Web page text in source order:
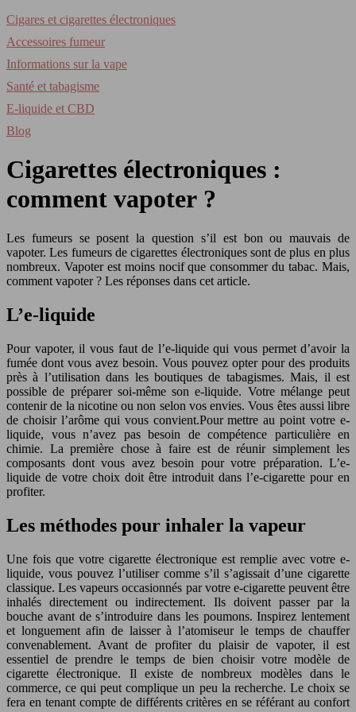
Cigares et cigarettes électroniques
Accessoires fumeur
Informations sur la vape
Santé et tabagisme
E-liquide et CBD
Blog
Cigarettes électroniques :
comment vapoter ?
Les fumeurs se posent la question s’il est bon ou mauvais de
vapoter. Les fumeurs de cigarettes électroniques sont de plus en plus
nombreux. Vapoter est moins nocif que consommer du tabac. Mais,
comment vapoter ? Les réponses dans cet article.
L’e-liquide
Pour vapoter, il vous faut de l’e-liquide qui vous permet d’avoir la
fumée dont vous avez besoin. Vous pouvez opter pour des produits
près à l’utilisation dans les boutiques de tabagismes. Mais, il est
possible de préparer soi-même son e-liquide. Votre mélange peut
contenir de la nicotine ou non selon vos envies. Vous êtes aussi libre
de choisir l’arôme qui vous convient.Pour mettre au point votre e-
liquide, vous n’avez pas besoin de compétence particulière en
chimie. La première chose à faire est de réunir simplement les
composants dont vous avez besoin pour votre préparation. L’e-
liquide de votre choix doit être introduit dans l’e-cigarette pour en
profiter.
Les méthodes pour inhaler la vapeur
Une fois que votre cigarette électronique est remplie avec votre e-
liquide, vous pouvez l’utiliser comme s’il s’agissait d’une cigarette
classique. Les vapeurs occasionnés par votre e-cigarette peuvent être
inhalés directement ou indirectement. Ils doivent passer par la
bouche avant de s’introduire dans les poumons. Inspirez lentement
et longuement afin de laisser à l’atomiseur le temps de chauffer
convenablement. Avant de profiter du plaisir de vapoter, il est
essentiel de prendre le temps de bien choisir votre modèle de
cigarette électronique. Il existe de nombreux modèles dans le
commerce, ce qui peut complique un peu la recherche. Le choix se
fera en tenant compte de différents critères en se référant au confort